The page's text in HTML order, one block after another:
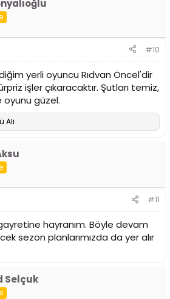
#10
yerli oyuncu Rıdvan Öncel'dir
işler çıkaracaktır. Şutları temiz,
oyunu güzel.
Ali
#11
hayranım. Böyle devam
sezon planlarımızda da yer alır
Selçuk